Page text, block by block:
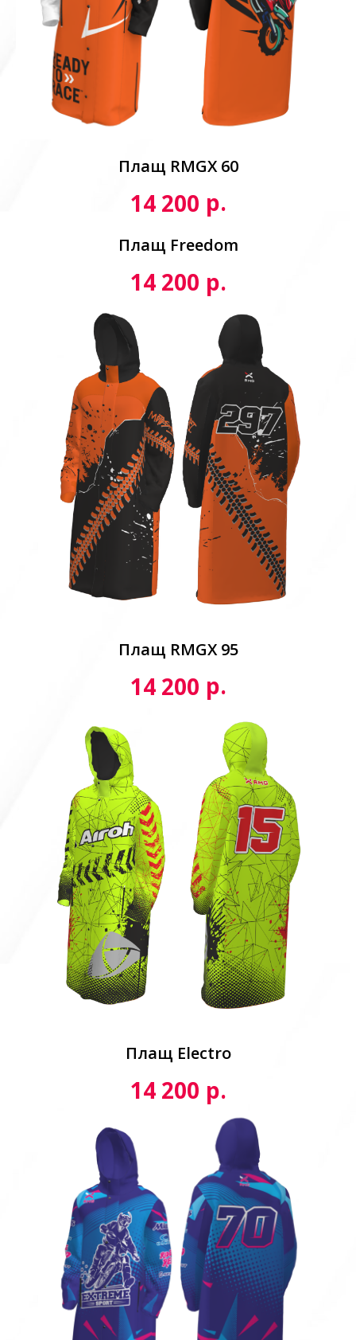
Плащ RMGX 60
14 200 р.
Плащ Freedom
14 200 р.
Плащ RMGX 95
14 200 р.
Плащ Electro
14 200 р.